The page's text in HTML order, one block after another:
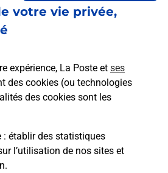
votre vie privée,
expérience, La Poste et ses
des cookies (ou technologies
des cookies sont les
: établir des statistiques
l’utilisation de nos sites et
classique avec
qu’est ce que
la